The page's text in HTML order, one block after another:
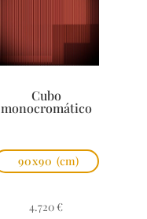
Cubo
monocromático
90x90 (cm)
4.720 €